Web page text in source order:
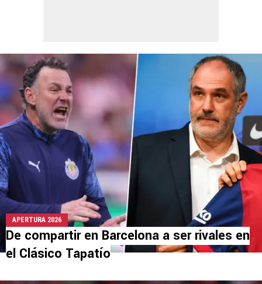
APERTURA 2026
De compartir en Barcelona a ser rivales en
el Clásico Tapatío